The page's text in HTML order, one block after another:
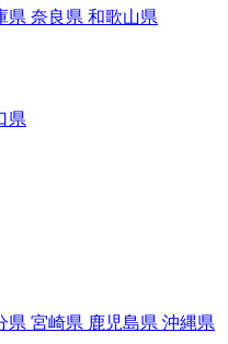
県 奈良県 和歌山県
県
県 宮崎県 鹿児島県 沖縄県